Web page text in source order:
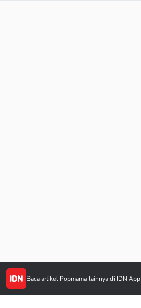
Baca artikel Popmama lainnya di IDN App